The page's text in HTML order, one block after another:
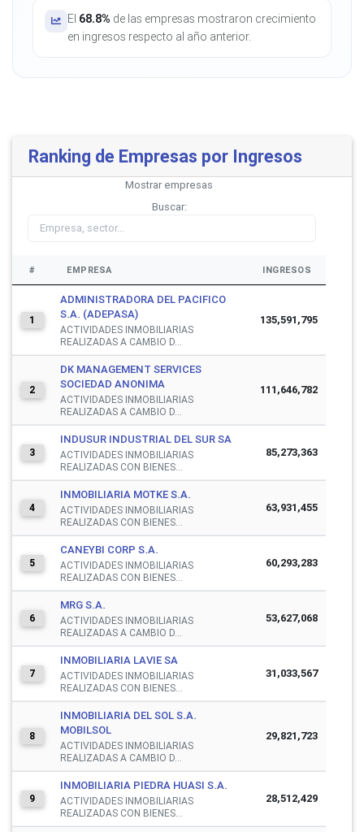
El 68.8% de las empresas mostraron crecimiento
en ingresos respecto al año anterior.
Ranking de Empresas por Ingresos
Mostrar empresas
Buscar:
# EMPRESA INGRESOS
1
ADMINISTRADORA DEL PACIFICO
S.A. (ADEPASA)
ACTIVIDADES INMOBILIARIAS
REALIZADAS A CAMBIO D...
135,591,795
2
DK MANAGEMENT SERVICES
SOCIEDAD ANONIMA
ACTIVIDADES INMOBILIARIAS
REALIZADAS A CAMBIO D...
111,646,782
3
INDUSUR INDUSTRIAL DEL SUR SA
ACTIVIDADES INMOBILIARIAS
REALIZADAS CON BIENES...
85,273,363
4
INMOBILIARIA MOTKE S.A.
ACTIVIDADES INMOBILIARIAS
REALIZADAS CON BIENES...
63,931,455
5
CANEYBI CORP S.A.
ACTIVIDADES INMOBILIARIAS
REALIZADAS CON BIENES...
60,293,283
6
MRG S.A.
ACTIVIDADES INMOBILIARIAS
REALIZADAS A CAMBIO D...
53,627,068
7
INMOBILIARIA LAVIE SA
ACTIVIDADES INMOBILIARIAS
REALIZADAS CON BIENES...
31,033,567
8
INMOBILIARIA DEL SOL S.A.
MOBILSOL
ACTIVIDADES INMOBILIARIAS
REALIZADAS A CAMBIO D...
29,821,723
9
INMOBILIARIA PIEDRA HUASI S.A.
ACTIVIDADES INMOBILIARIAS
REALIZADAS CON BIENES...
28,512,429